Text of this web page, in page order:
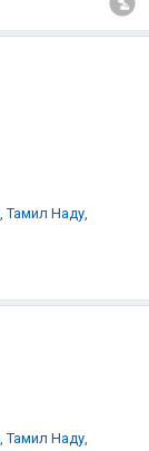
Тамил Наду,
Тамил Наду,